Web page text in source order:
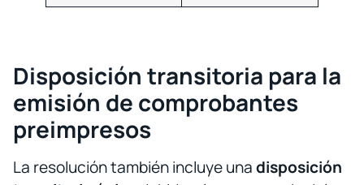
Disposición transitoria para la
emisión de comprobantes
preimpresos
La resolución también incluye unadisposición